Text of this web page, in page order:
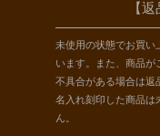
【
未使用の状態でお買い
います。また、商品が
不具合がある場合は返
名入れ刻印した商品は
ん。